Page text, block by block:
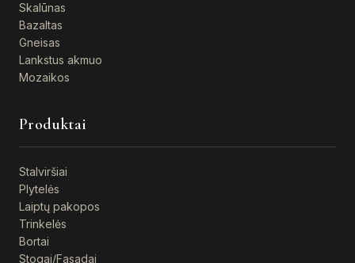
Skalūnas
Bazaltas
Gneisas
Lankstus akmuo
Mozaikos
Produktai
Stalviršiai
Plytelės
Laiptų pakopos
Trinkelės
Bortai
Stogai/Fasadai